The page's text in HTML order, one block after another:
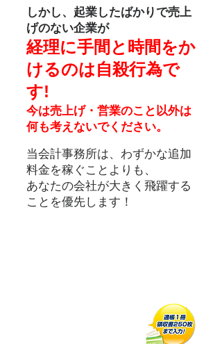
しかし、起業したばかりで売上
げのない企業が
経理に手間と時間をか
けるのは自殺行為で
す!
今は売上げ・営業のこと以外は
何も考えないでください。
当会計事務所は、わずかな追加
料金を稼ぐことよりも、
あなたの会社が大きく飛躍する
ことを優先します！